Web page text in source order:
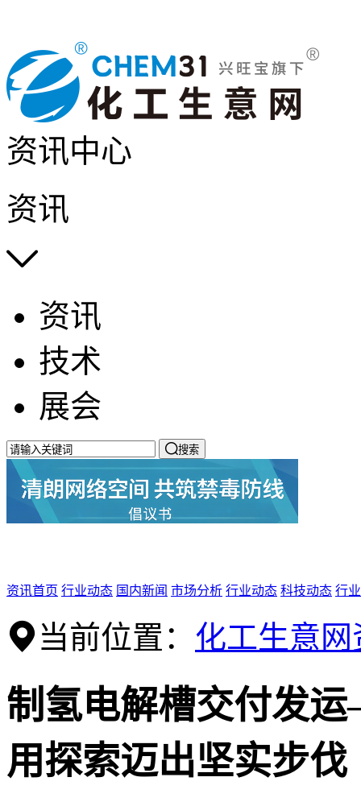
资讯中心
资讯

资讯
技术
展会
搜索
资讯首页 行业动态 国内新闻 市场分析 行业动态 科技动态 行
当前位置： 化工生意网
制氢电解槽交付发
用探索迈出坚实步伐